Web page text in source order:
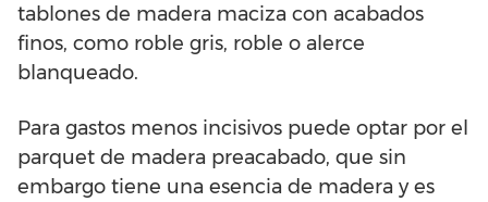
tablones de madera maciza con acabados
finos, como roble gris, roble o alerce
blanqueado.
Para gastos menos incisivos puede optar por el
parquet de madera preacabado, que sin
embargo tiene una esencia de madera y es